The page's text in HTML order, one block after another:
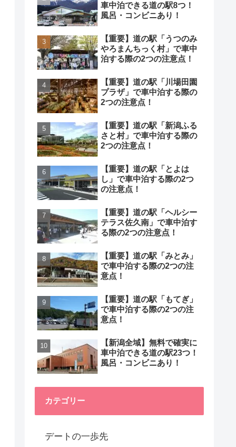
車中泊できる道の駅8つ！
風呂・コンビニあり！
【重要】道の駅「うつのみ
やろまんちっく村」で車中
泊する際の2つの注意点！
【重要】道の駅「川場田園
プラザ」で車中泊する際の
2つの注意点！
【重要】道の駅「新潟ふる
さと村」で車中泊する際の
2つの注意点！
【重要】道の駅「とよは
し」で車中泊する際の2つ
の注意点！
【重要】道の駅「ヘルシー
テラス佐久南」で車中泊す
る際の2つの注意点！
【重要】道の駅「みとみ」
で車中泊する際の2つの注
意点！
【重要】道の駅「もてぎ」
で車中泊する際の2つの注
意点！
【新潟全域】無料で確実に
車中泊できる道の駅23つ！
風呂・コンビニあり！
カテゴリー
デートの一歩先